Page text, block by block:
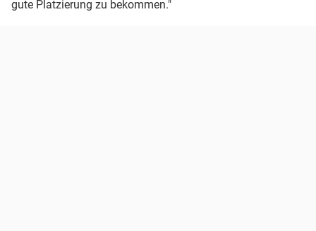
gute Platzierung zu bekommen."